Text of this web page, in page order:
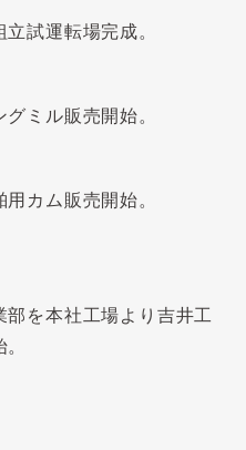
試運転場完成。
ミル販売開始。
カム販売開始。
を本社工場より吉井工